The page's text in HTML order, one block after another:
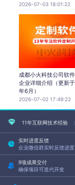
2026-07-03 18:01:22
成都小火科技公司软
企业详细介绍（更新
年6月）
2026-07-02 17:49:22
11年互联网技术经验
实时进度反馈
企业微信群实时反馈进度
9项成果交付
确保项目可迭代开发